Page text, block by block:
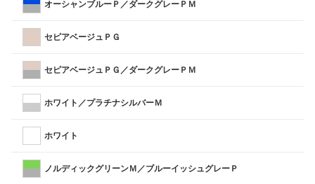
オーシャンブルーＰ／ダークグレーＰＭ
セピアベージュＰＧ
セピアベージュＰＧ／ダークグレーＰＭ
ホワイト／プラチナシルバーＭ
ホワイト
ノルディックグリーンＭ／ブルーイッシュグレーＰ